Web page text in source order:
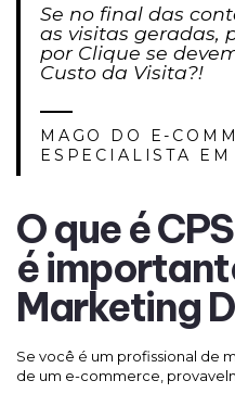
Se no final das
as visitas geradas,
por Clique se
Custo da Visita?!
MAGO DO E-
ESPECIALISTA EM
O que é
é
Marketing
Se você é um profissional de
de um e-commerce,